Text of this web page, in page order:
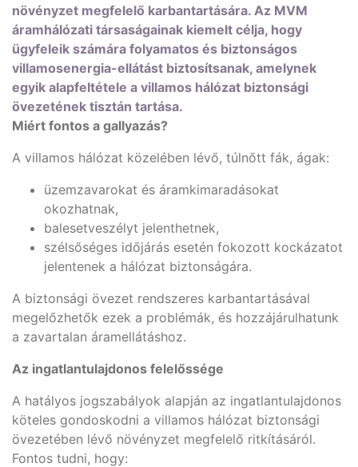
növényzet megfelelő karbantartására. Az MVM
áramhálózati társaságainak kiemelt célja, hogy
ügyfeleik számára folyamatos és biztonságos
villamosenergia-ellátást biztosítsanak, amelynek
egyik alapfeltétele a villamos hálózat biztonsági
övezetének tisztán tartása.
Miért fontos a gallyazás?
A villamos hálózat közelében lévő, túlnőtt fák, ágak:
üzemzavarokat és áramkimaradásokat
okozhatnak,
balesetveszélyt jelenthetnek,
szélsőséges időjárás esetén fokozott kockázatot
jelentenek a hálózat biztonságára.
A biztonsági övezet rendszeres karbantartásával
megelőzhetők ezek a problémák, és hozzájárulhatunk
a zavartalan áramellátáshoz.
Az ingatlantulajdonos felelőssége
A hatályos jogszabályok alapján az ingatlantulajdonos
köteles gondoskodni a villamos hálózat biztonsági
övezetében lévő növényzet megfelelő ritkításáról.
Fontos tudni, hogy: